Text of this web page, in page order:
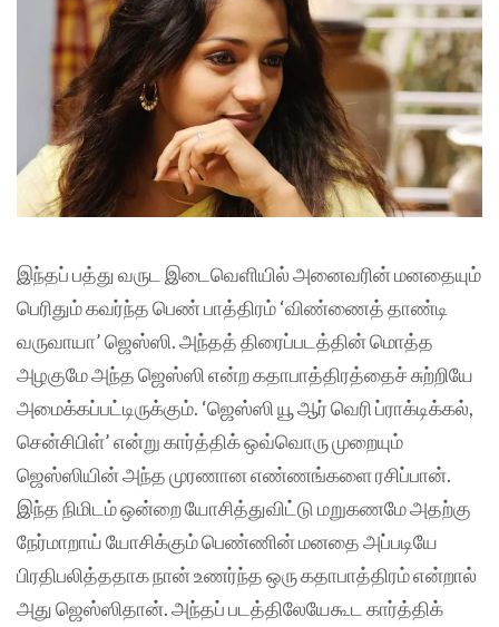
இந்தப் பத்து வருட இடைவெளியில் அனைவரின் மனதையும்
பெரிதும் கவர்ந்த பெண் பாத்திரம் ‘விண்ணைத் தாண்டி
வருவாயா’ ஜெஸ்ஸி. அந்தத் திரைப்படத்தின் மொத்த
அழகுமே அந்த ஜெஸ்ஸி என்ற கதாபாத்திரத்தைச் சுற்றியே
அமைக்கப்பட்டிருக்கும். ‘ஜெஸ்ஸி யூ ஆர் வெரி ப்ராக்டிக்கல்,
சென்சிபிள்’ என்று கார்த்திக் ஒவ்வொரு முறையும்
ஜெஸ்ஸியின் அந்த முரணான எண்ணங்களை ரசிப்பான்.
இந்த நிமிடம் ஒன்றை யோசித்துவிட்டு மறுகணமே அதற்கு
நேர்மாறாய் யோசிக்கும் பெண்ணின் மனதை அப்படியே
பிரதிபலித்ததாக நான் உணர்ந்த ஒரு கதாபாத்திரம் என்றால்
அது ஜெஸ்ஸிதான். அந்தப் படத்திலேயேகூட கார்த்திக்